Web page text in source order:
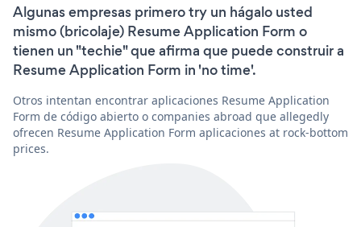
Algunas empresas primero try un hágalo usted
mismo (bricolaje) Resume Application Form o
tienen un "techie" que afirma que puede construir a
Resume Application Form in 'no time'.
Otros intentan encontrar aplicaciones Resume Application
Form de código abierto o companies abroad que allegedly
ofrecen Resume Application Form aplicaciones at rock-bottom
prices.